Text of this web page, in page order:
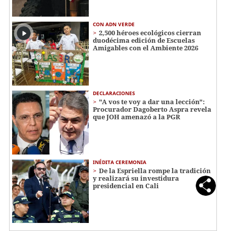
CON ADN VERDE
2,500 héroes ecológicos cierran
duodécima edición de Escuelas
Amigables con el Ambiente 2026
DECLARACIONES
"A vos te voy a dar una lección":
Procurador Dagoberto Aspra revela
que JOH amenazó a la PGR
INÉDITA CEREMONIA
De la Espriella rompe la tradición
y realizará su investidura
presidencial en Cali